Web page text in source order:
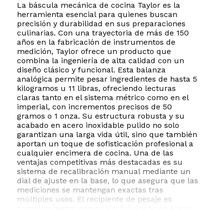
La báscula mecánica de cocina Taylor es la
herramienta esencial para quienes buscan
precisión y durabilidad en sus preparaciones
culinarias. Con una trayectoria de más de 150
años en la fabricación de instrumentos de
medición, Taylor ofrece un producto que
combina la ingeniería de alta calidad con un
diseño clásico y funcional. Esta balanza
analógica permite pesar ingredientes de hasta 5
kilogramos u 11 libras, ofreciendo lecturas
claras tanto en el sistema métrico como en el
imperial, con incrementos precisos de 50
gramos o 1 onza. Su estructura robusta y su
acabado en acero inoxidable pulido no solo
garantizan una larga vida útil, sino que también
aportan un toque de sofisticación profesional a
cualquier encimera de cocina. Una de las
ventajas competitivas más destacadas es su
sistema de recalibración manual mediante un
dial de ajuste en la base, lo que asegura que las
mediciones se mantengan exactas tras
múltiples usos. El recipiente de pesaje es